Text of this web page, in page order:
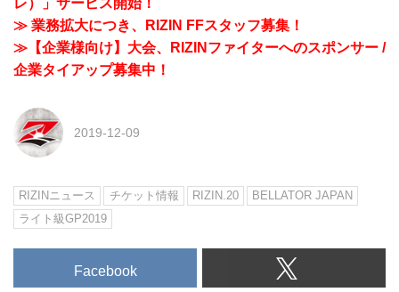
レ）」サービス開始！
≫ 業務拡大につき、RIZIN FFスタッフ募集！
≫【企業様向け】大会、RIZINファイターへのスポンサー /
企業タイアップ募集中！
2019-12-09
RIZINニュース チケット情報 RIZIN.20
BELLATOR JAPAN
ライト級GP2019
Facebook